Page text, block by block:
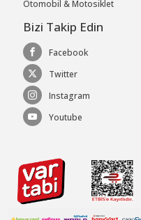
Otomobil & Motosiklet
Bizi Takip Edin
Facebook
Twitter
Instagram
Youtube